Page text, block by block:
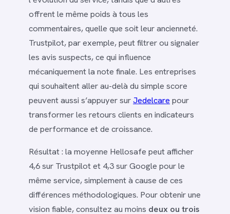
offrent le même poids à tous les
commentaires, quelle que soit leur ancienneté.
Trustpilot, par exemple, peut filtrer ou signaler
les avis suspects, ce qui influence
mécaniquement la note finale. Les entreprises
qui souhaitent aller au-delà du simple score
peuvent aussi s’appuyer surJedelcare pour
transformer les retours clients en indicateurs
de performance et de croissance.
Résultat : la moyenne Hellosafe peut afficher
4,6 sur Trustpilot et 4,3 sur Google pour le
même service, simplement à cause de ces
différences méthodologiques. Pour obtenir une
vision fiable, consultez au moins deux ou trois